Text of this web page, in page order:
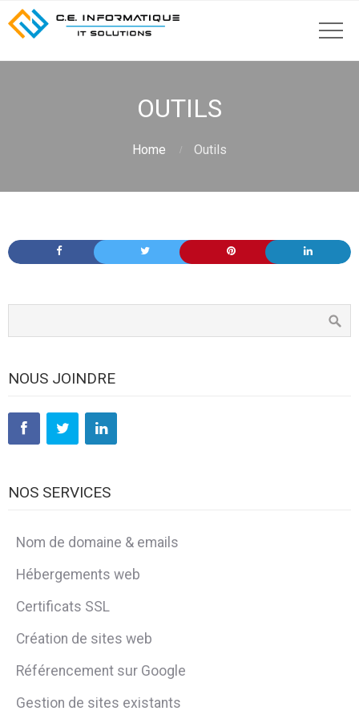
OUTILS
Home Outils
NOUS JOINDRE
NOS SERVICES
Nom de domaine & emails
Hébergements web
Certificats SSL
Création de sites web
Référencement sur Google
Gestion de sites existants